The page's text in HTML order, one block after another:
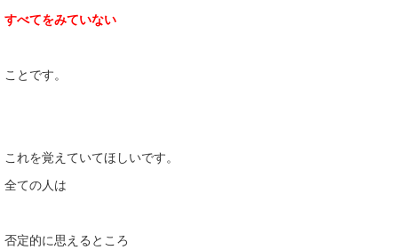
すべてをみていない
ことです。
これを覚えていてほしいです。
全ての人は
否定的に思えるところ